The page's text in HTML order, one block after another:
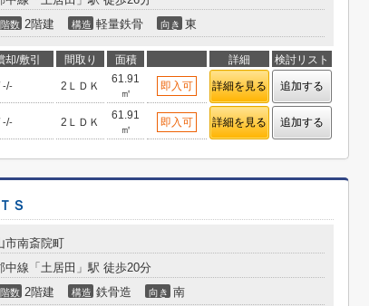
階数 2階建 構造 軽量鉄骨 向き 東
/敷引 間取り 面積 詳細 検討リスト
-/- 2ＬＤＫ
61.91
㎡
即入可 詳細を見る 追加する
-/- 2ＬＤＫ
61.91
㎡
即入可 詳細を見る 追加する
Ｓ
市南斎院町
中線「土居田」駅 徒歩20分
階数 2階建 構造 鉄骨造 向き 南